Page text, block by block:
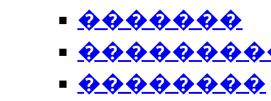
�������
��������